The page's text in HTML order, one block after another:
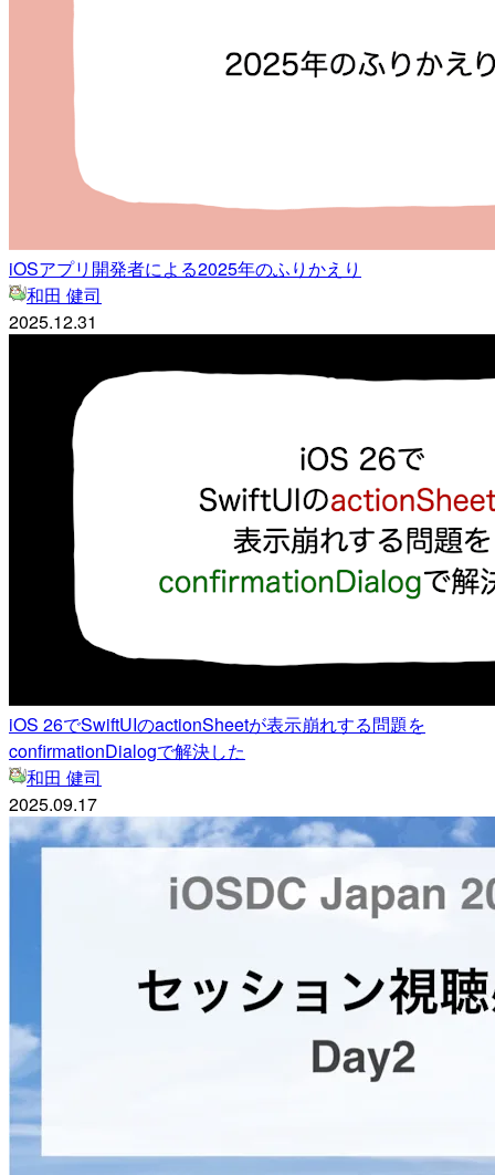
iOSアプリ開発者による2025年のふりかえり
和田 健司
2025.12.31
iOS 26でSwiftUIのactionSheetが表示崩れする問題を
confirmationDialogで解決した
和田 健司
2025.09.17